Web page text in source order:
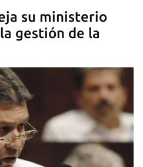
su ministerio
gestión de la